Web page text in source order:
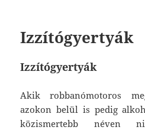
Izzítógyertyák
Izzítógyertyák
Akik robbanómotoros
azokon belül is pedig
közismertebb néven